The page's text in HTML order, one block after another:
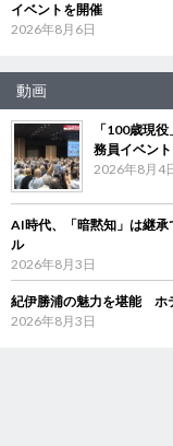
イベントを開催
2026年8月6日
動画
「100歳現
務員イベン
2026年8月4
AI時代、「暗黙知」は継
ル
2026年8月3日
紀伊勝浦の魅力を堪能 ホ
2026年8月3日